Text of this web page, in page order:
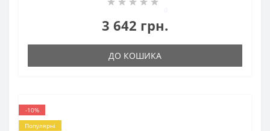
3 642 грн.
ДО КОШИКА
-10%
Популярні